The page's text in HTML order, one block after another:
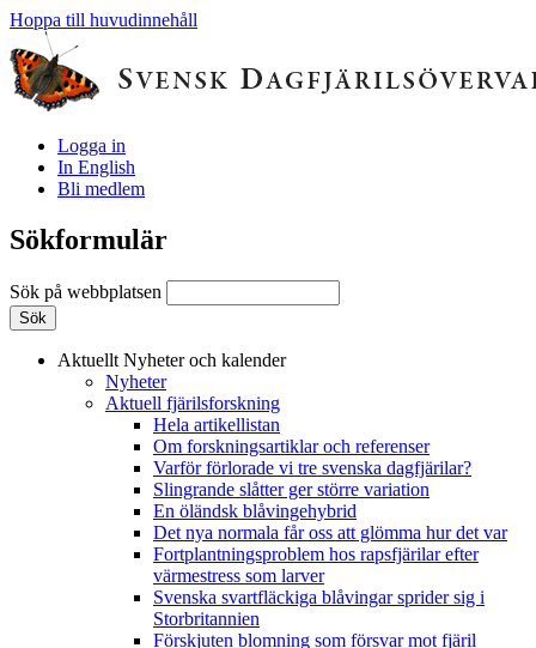
Hoppa till huvudinnehåll
Logga in
In English
Bli medlem
Sökformulär
Sök på webbplatsen
Aktuellt Nyheter och kalender
Nyheter
Aktuell fjärilsforskning
Hela artikellistan
Om forskningsartiklar och referenser
Varför förlorade vi tre svenska dagfjärilar?
Slingrande slåtter ger större variation
En öländsk blåvingehybrid
Det nya normala får oss att glömma hur det var
Fortplantningsproblem hos rapsfjärilar efter
värmestress som larver
Svenska svartfläckiga blåvingar sprider sig i
Storbritannien
Förskjuten blomning som försvar mot fjäril